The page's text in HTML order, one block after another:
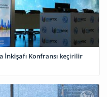
İnkişafı Konfransı keçirilir